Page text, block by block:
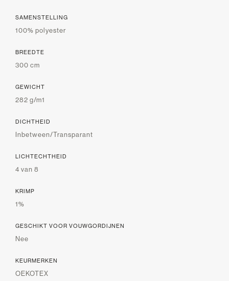
SAMENSTELLING
100% polyester
BREEDTE
300 cm
GEWICHT
282 g/m1
DICHTHEID
Inbetween/Transparant
LICHTECHTHEID
4 van 8
KRIMP
1%
GESCHIKT VOOR VOUWGORDIJNEN
Nee
KEURMERKEN
OEKOTEX